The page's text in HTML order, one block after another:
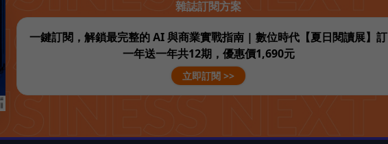
雜誌訂閱方案
一鍵訂閱，解鎖最完整的 AI 與商業實戰指南 | 數位時代【夏日閱讀展】訂
一年送一年共12期，優惠價1,690元
立即訂閱 >>